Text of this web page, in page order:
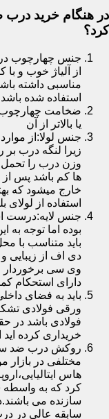
در هنگام خرید درب
کرد؟
جنس چهارچوب
از آلیاژ خوب و
استفاده شده
یا بالاتر از آن
جنس لولا:از
زیرا لنگه درب بر
وزن درب را تحمل
ها کم باشد پس
استفاده از لولای
جنس لایه:درست
بوده اما توجه به
باید متناسب با
دی اف از زیبایی
وی سی برخوردار
دارای استحکام
باید به فضای
ورقی فولادی
فولادی باشد در
خریداری کرده
روکش درب ضد
مختلفی در بازار
هاس
کرد که به واسطه
سازنده می
سابقه عالی در